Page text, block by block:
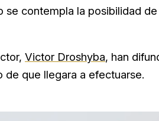
se contempla la posibilidad
Victor Droshyba, han
de que llegara a efectuarse.